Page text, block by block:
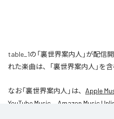
table_1の「裏世界案内人」が配
れた楽曲は、「裏世界案内人」を
なお「裏世界案内人 」は、 Apple
YouTube Music
Amazon Music